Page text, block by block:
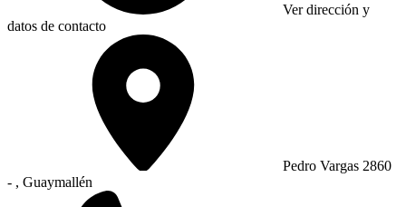
Ver dirección y
datos de contacto
Pedro Vargas 2860
- , Guaymallén